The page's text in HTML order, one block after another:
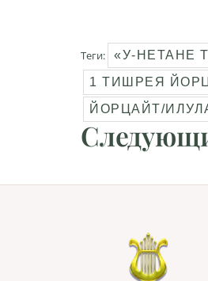
Теги: «У-НЕТАНЕ
1 ТИШРЕЯ
ЙОРЦАЙТ/